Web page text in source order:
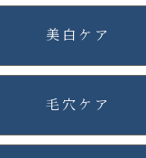
美白ケア
毛穴ケア